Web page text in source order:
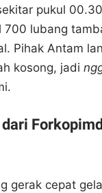
pukul
700 lubang
Pihak Antam
kosong, jadi
gerak cepat